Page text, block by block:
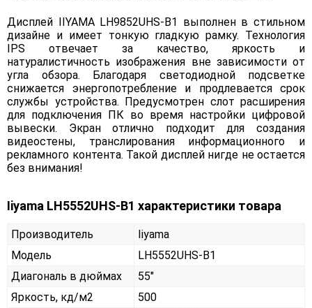
Дисплей IIYAMA LH9852UHS-B1 выполнен в стильном
дизайне и имеет тонкую гладкую рамку. Технология
IPS отвечает за качество, яркость и
натуралистичность изображения вне зависимости от
угла обзора. Благодаря светодиодной подсветке
снижается энергопотребление и продлевается срок
службы устройства. Предусмотрен слот расширения
для подключения ПК во время настройки цифровой
вывески. Экран отлично подходит для создания
видеостены, транслирования информационного и
рекламного контента. Такой дисплей нигде не остается
без внимания!
Iiyama LH5552UHS-B1 характеристики товара
Производитель
Iiyama
Модель
LH5552UHS-B1
Диагональ в дюймах
55"
Яркость, кд/м2
500